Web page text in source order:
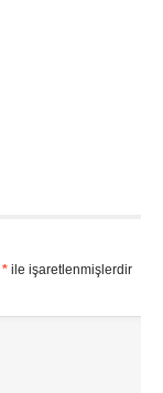
*ile işaretlenmişlerdir